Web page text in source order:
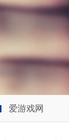
爱游戏网